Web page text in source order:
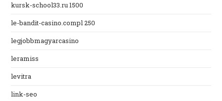
kursk-school33.ru 1500
le-bandit-casino.compl 250
legjobbmagyarcasino
leramiss
levitra
link-seo